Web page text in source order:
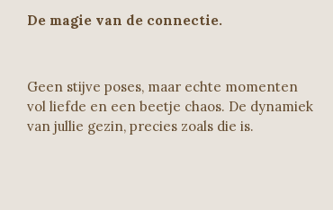
De magie van de connectie.
Geen stijve poses, maar echte momenten
vol liefde en een beetje chaos. De dynamiek
van jullie gezin, precies zoals die is.